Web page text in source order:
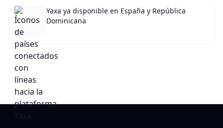
Yaxa ya disponible en España y República
Dominicana